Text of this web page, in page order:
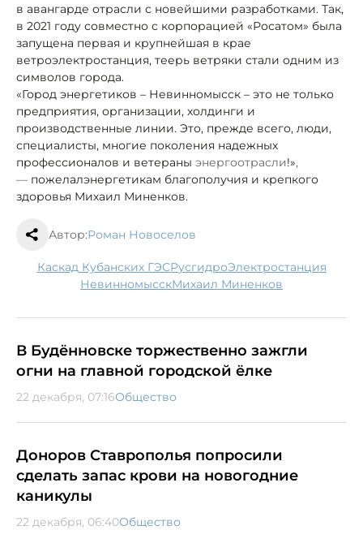
в авангарде отрасли с новейшими разработками. Так,
в 2021 году совместно с корпорацией «Росатом» была
запущена первая и крупнейшая в крае
ветроэлектростанция, теерь ветряки стали одним из
символов города.
«Город энергетиков – Невинномысск – это не только
предприятия, организации, холдинги и
производственные линии. Это, прежде всего, люди,
специалисты, многие поколения надежных
профессионалов и ветераны энергоотрасли!»,
— пожелалэнергетикам благополучия и крепкого
здоровья Михаил Миненков.
Автор:Роман Новоселов
Каскад Кубанских ГЭС Русгидро электростанция
Невинномысск
Михаил Миненков
В Будённовске торжественно зажгли
огни на главной городской ёлке
22 декабря, 07:16Общество
Доноров Ставрополья попросили
сделать запас крови на новогодние
каникулы
22 декабря, 06:40Общество